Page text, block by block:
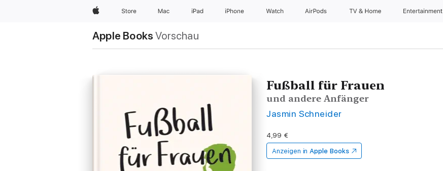
Apple Store Mac iPad iPhone Watch AirPods TV & Home Entertainment
Apple Books Vorschau
Fußball für Frauen
und andere Anfänger
Jasmin Schneider
4,99 €
Anzeigen in Apple Books